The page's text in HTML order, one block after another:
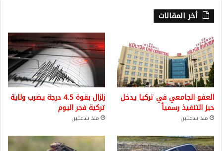
أخر المقالات
العفو الجامعي في تركيا يدخل
حيز التنفيذ رسمياً
منذ ساعتين
زلزال بقوة 4.5 درجة يضرب ولاية
تركية فجر اليوم
منذ ساعتين